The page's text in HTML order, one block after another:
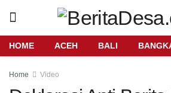
HOME ACEH BALI
Home Video